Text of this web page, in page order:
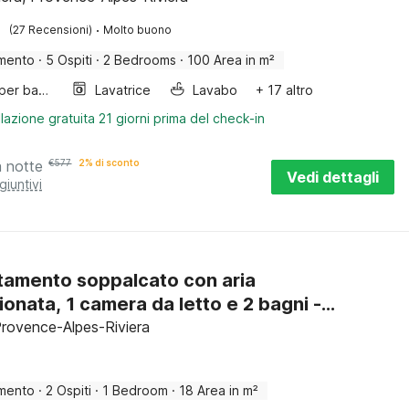
(27 Recensioni) · Molto buono
· 5 Ospiti · 2 Bedrooms · 100 Area in m²
Letto per bambini
Lavatrice Lavabo
+ 17 altro
gratuita 21 giorni prima del check-in
notte €577 2% di sconto
Vedi dettagli
soppalcato con aria
1 camera da letto e 2 bagni -
Alpes-Riviera
· 2 Ospiti · 1 Bedroom · 18 Area in m²